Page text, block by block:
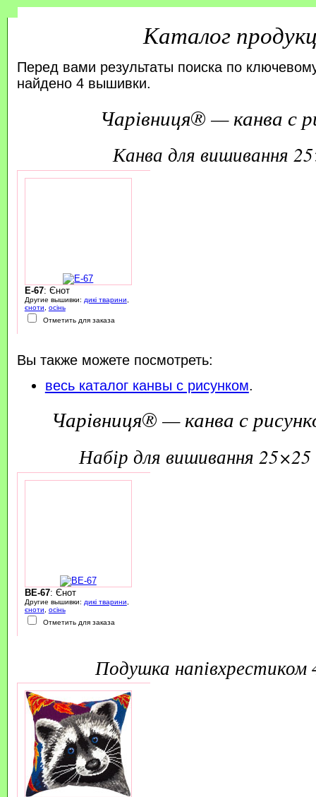
Каталог
Перед вами результаты поиска по
найдено 4 вышивки.
Чарівниця® — канва с
канва для вишивання
E-67: Єнот
Другие вышивки: дикі тварини
єноти
осінь
Отметить для заказа
Вы также можете посмотреть:
весь каталог канвы с рисунком.
Чарівниця® — канва с
набір для вишивання 25×25
BE-67: Єнот
Другие вышивки: дикі тварини
єноти
осінь
Отметить для заказа
подушка